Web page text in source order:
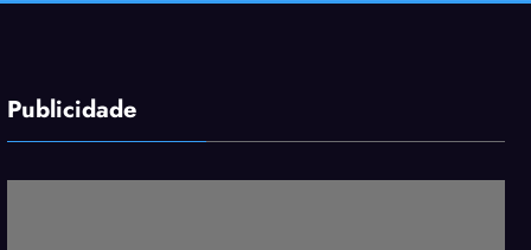
Publicidade